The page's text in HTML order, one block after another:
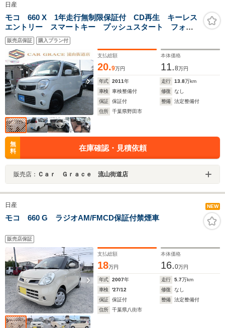
日産
モコ 660 X 1年走行無制限保証付 CD再生 キーレス
エントリー スマートキー プッシュスタート フォ
グ ウインカー付き電動格納ミラー ライトレベライザ
ー オートエアコン プライバシーガラス ドアバイザ
ー USB
販売店保証 購入プラン付
支払総額
20.9万円
本体価格
11.8万円
年式 2011年 走行 13.8万km
車検
車検整備付 修復
なし
保証
保証付 整備
法定整備付
住所
千葉県野田市
無
料
在庫確認・見積依頼
販売店： Ｃａｒ Ｇｒａｃｅ 流山街道店
日産 NEW
モコ 660 G ラジオAM/FMCD保証付禁煙車
販売店保証
支払総額
18万円
本体価格
16.0万円
年式 2007年 走行 5.7万km
車検
'27/12 修復
なし
保証
保証付 整備
法定整備付
住所
千葉県八街市